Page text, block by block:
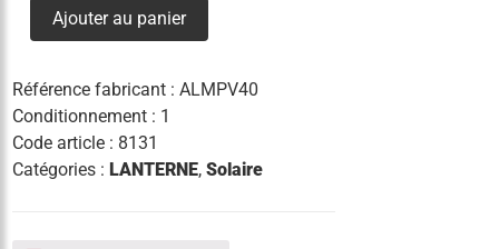
m
solar
3°k
6440lm
Ajouter au panier
Référence fabricant :ALMPV40
Conditionnement : 1
Code article : 8131
Catégories : LANTERNE,Solaire